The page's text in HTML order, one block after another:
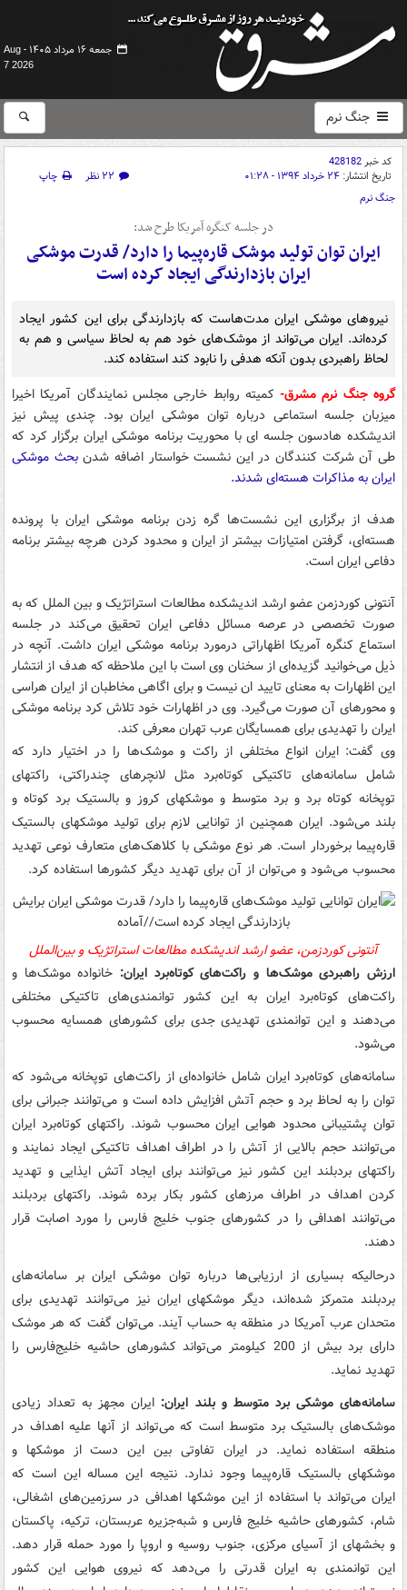
جمعه ۱۶ مرداد ۱۴۰۵ -
Aug
7 2026
جنگ نرم
کد خبر428182
تاریخ انتشار: ۲۴ خرداد ۱۳۹۴ - ۰۱:۲۸ ۲۲ نظر
چاپ
جنگ نرم
در جلسه کنگره آمریکا طرح شد:
ایران توان تولید موشک قاره‌پیما را دارد/ قدرت موشکی
ایران بازدارندگی ایجاد کرده‌ است
نیروهای موشکی ایران مدت‌هاست که بازدارندگی برای این کشور ایجاد
کرده‌اند. ایران می‌تواند از موشک‌های خود هم به لحاظ سیاسی و هم به
لحاظ راهبردی بدون آنکه هدفی را نابود کند استفاده کند.
گروه جنگ نرم مشرق-کمیته روابط خارجی مجلس نمایندگان آمریکا اخیرا
میزبان جلسه استماعی درباره توان موشکی ایران بود. چندی پیش نیز
اندیشکده هادسون جلسه ای با محوریت برنامه موشکی ایران برگزار کرد که
طی آن شرکت کنندگان در این نشست خواستار اضافه شدنبحث موشکی
ایران به مذاکرات هسته‌ای شدند.
هدف از برگزاری این نشست‌ها گره زدن برنامه موشکی ایران با پرونده
هسته‌ای، گرفتن امتیازات بیشتر از ایران و محدود کردن هرچه بیشتر برنامه
دفاعی ایران است.
آنتونی کوردزمن عضو ارشد اندیشکده مطالعات استراتژیک و بین الملل که به
صورت تخصصی در عرصه مسائل دفاعی ایران تحقیق می‌کند در جلسه
استماع کنگره آمریکا اظهاراتی درمورد برنامه موشکی ایران داشت. آنچه در
ذیل می‌خوانید گزیده‌ای از سخنان وی است با این ملاحظه که هدف از انتشار
این اظهارات به معنای تایید ان نیست و برای اگاهی مخاطبان از ایران هراسی
و محورهای آن صورت می‌گیرد. وی در اظهارات خود تلاش کرد برنامه موشکی
ایران را تهدیدی برای همسایگان عرب تهران معرفی کند.
وی گفت: ایران انواع مختلفی از راکت و موشک‌ها را در اختیار دارد که
شامل سامانه‌های تاکتیکی کوتاه‌برد مثل لانچرهای چندراکتی، راکتهای
توپخانه کوتاه برد و برد متوسط و موشکهای کروز و بالستیک برد کوتاه و
بلند می‌شود. ایران همچنین از توانایی لازم برای تولید موشکهای بالستیک
قاره‌پیما برخوردار است. هر نوع موشکی با کلاهک‌های متعارف نوعی تهدید
محسوب می‌شود و می‌توان از آن برای تهدید دیگر کشورها استفاده کرد.
آنتونی کوردزمن، عضو ارشد اندیشکده مطالعات استراتژیک و بین‌الملل
ارزش راهبردی موشک‌ها و راکت‌های کوتاه‌برد ایران: خانواده موشک‌ها و
راکت‌های کوتاه‌برد ایران به این کشور توانمندی‌های تاکتیکی مختلفی
می‌دهند و این توانمندی تهدیدی جدی برای کشورهای همسایه محسوب
می‌شود.
سامانه‌های کوتاه‌برد ایران شامل خانواده‌ای از راکت‌های توپخانه می‌شود که
توان را به لحاظ برد و حجم آتش افزایش داده است و می‌توانند جبرانی برای
توان پشتیبانی محدود هوایی ایران محسوب شوند. راکتهای کوتاه‌برد ایران
می‌توانند حجم بالایی از آتش را در اطراف اهداف تاکتیکی ایجاد نمایند و
راکتهای بردبلند این کشور نیز می‌توانند برای ایجاد آتش ایذایی و تهدید
کردن اهداف در اطراف مرزهای کشور بکار برده شوند. راکتهای بردبلند
می‌توانند اهدافی را در کشورهای جنوب خلیج فارس را مورد اصابت قرار
دهند.
درحالیکه بسیاری از ارزیابی‌ها درباره توان موشکی ایران بر سامانه‌های
بردبلند متمرکز شده‌اند، دیگر موشکهای ایران نیز می‌توانند تهدیدی برای
متحدان عرب آمریکا در منطقه به حساب آیند. می‌توان گفت که هر موشک
دارای برد بیش از 200 کیلومتر می‌تواند کشورهای حاشیه خلیج‌فارس را
تهدید نماید.
سامانه‌های موشکی برد متوسط و بلند ایران: ایران مجهز به تعداد زیادی
موشک‌های بالستیک برد متوسط است که می‌تواند از آنها علیه اهداف در
منطقه استفاده نماید. در ایران تفاوتی بین این دست از موشکها و
موشکهای بالستیک قاره‌پیما وجود ندارد. نتیجه این مساله این است که
ایران می‌تواند با استفاده از این موشکها اهدافی در سرزمین‌های اشغالی،
شام، کشورهای حاشیه خلیج فارس و شبه‌جزیره عربستان، ترکیه، پاکستان
و بخشهای از آسیای مرکزی، جنوب روسیه و اروپا را مورد حمله قرار دهد.
این توانمندی به ایران قدرتی را می‌دهد که نیروی هوایی این کشور